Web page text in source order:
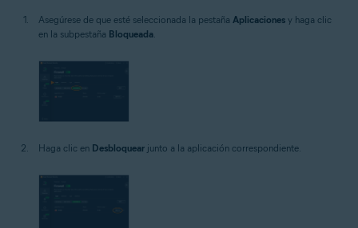
Asegúrese de que esté seleccionada la pestaña Aplicaciones y haga clic
en la subpestaña Bloqueada.
Haga clic en Desbloquear junto a la aplicación correspondiente.